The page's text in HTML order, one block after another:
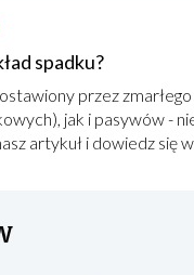
spadku?
przez
jak i pasywów -
artykuł i dowiedz się